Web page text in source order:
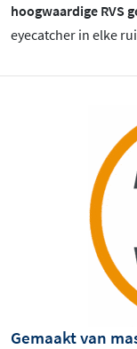
hoogwaardige RVS
eyecatcher in elke
Gemaakt van